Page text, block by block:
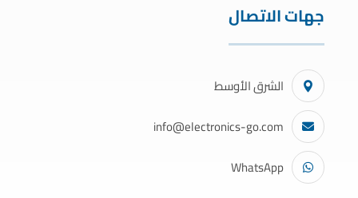
جهات الاتصال
الشرق الأوسط
info@electronics-go.com
WhatsApp